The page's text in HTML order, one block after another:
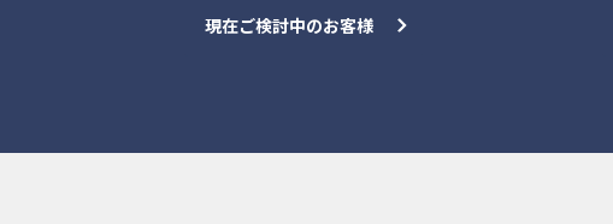
現在ご検討中のお客様